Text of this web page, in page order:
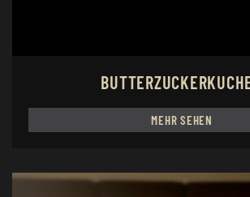
MEHR SEHEN